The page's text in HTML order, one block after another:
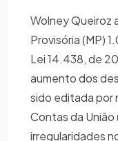
Wolney Queiroz
Provisória (MP)
Lei 14.438, de
aumento dos
sido editada por
Contas da União
irregularidades